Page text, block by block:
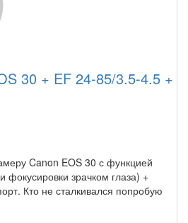
30 + EF 24-85/3.5-4.5 +
Canon EOS 30 с функцией
фокусировки зрачком глаза) +
Кто не сталкивался попробую